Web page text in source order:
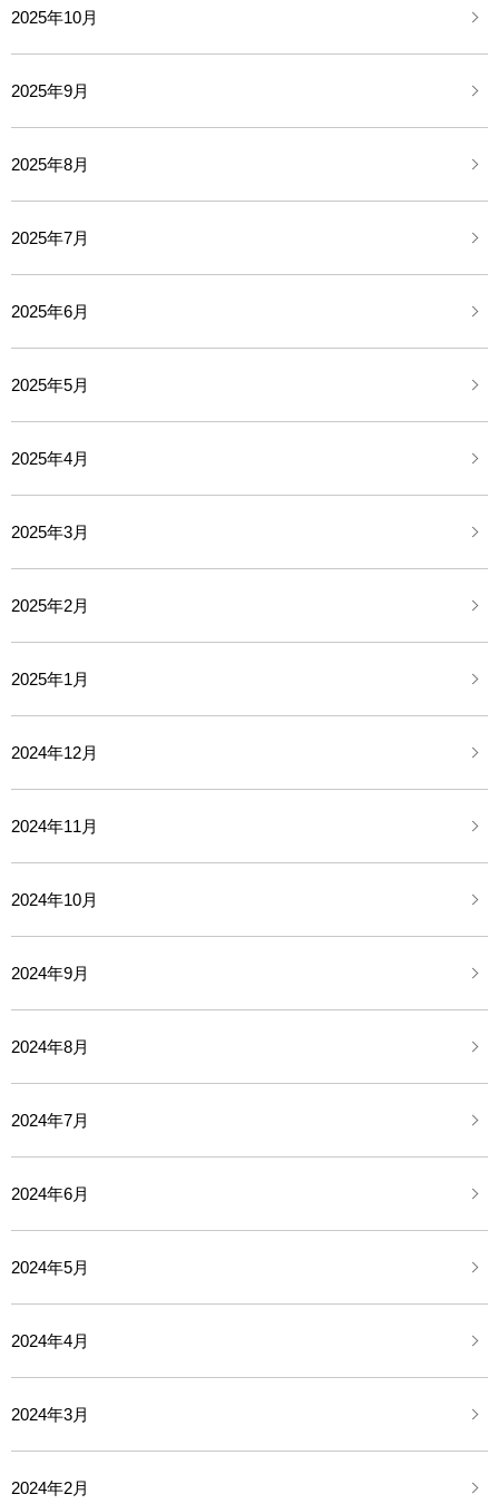
2025年10月
2025年9月
2025年8月
2025年7月
2025年6月
2025年5月
2025年4月
2025年3月
2025年2月
2025年1月
2024年12月
2024年11月
2024年10月
2024年9月
2024年8月
2024年7月
2024年6月
2024年5月
2024年4月
2024年3月
2024年2月